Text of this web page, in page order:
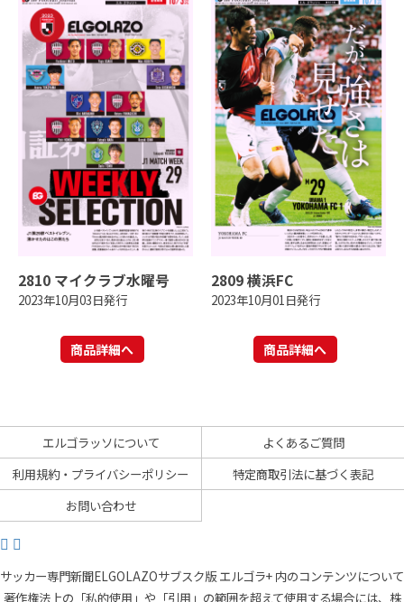
2810 マイクラブ水曜号
2023年10月03日発行
商品詳細へ
2809 横浜FC
2023年10月01日発行
商品詳細へ
エルゴラッソについて
よくあるご質問
利用規約・プライバシーポリシー
特定商取引法に基づく表記
お問い合わせ
サッカー専門新聞ELGOLAZOサブスク版 エルゴラ+ 内のコンテンツについて
著作権法上の「私的使用」や「引用」の範囲を超えて使用する場合には、株